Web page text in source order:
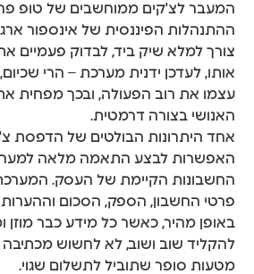
המעבר לצ'קים ממוחשבים של טופ
ההתנהלות הפיננסית של אינספור
צורך למלא שיק ביד, לבדוק פעמיים
אותו, לעדכן ידנית מערכת – הרי
עצמו את רוב הפעולה, ובכך מפחית
האנושי בצורה דרמטית.
אחד היתרונות הבולטים של הדפסת
האפשרות לבצע התאמה מלאה
החשבונות הקיימת של העסק.
פרטי החשבון, הספק, הסכום וההערות
באופן מהיר, כאשר כל מידע כבר מוזן
להקליד שוב ושוב, לא לחשוש מכתיבה
מטעות סופר שתוביל לתשלום שגוי.